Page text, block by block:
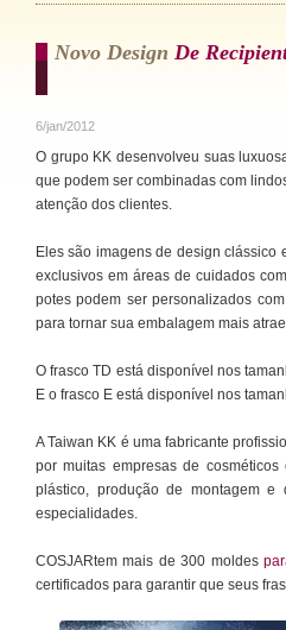
Novo Design De
6/jan/2012
O grupo KK desenvolveu suas
que podem ser combinadas com
atenção dos clientes.
Eles são imagens de design
exclusivos em áreas de cuidados
potes podem ser personalizados
para tornar sua embalagem mais
O frasco TD está disponível nos
E o frasco E está disponível nos
A Taiwan KK é uma fabricante
por muitas empresas de
plástico, produção de montagem e
especialidades.
COSJARtem mais de 300 moldes
certificados para garantir que seus